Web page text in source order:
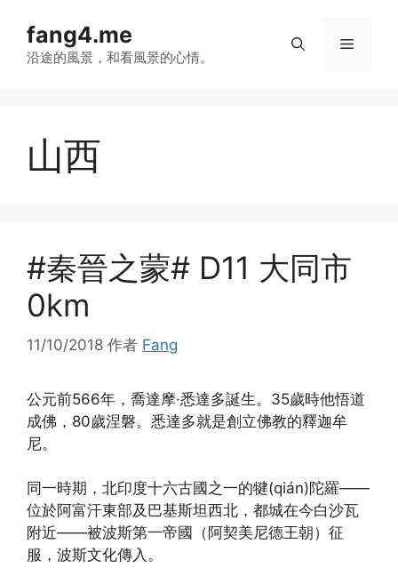
fang4.me
沿途的風景，和看風景的心情。
菜
山西
#秦晉之蒙# D11 大同市
0km
11/10/2018 作者 Fang
公元前566年，喬達摩·悉達多誕生。35歲時他悟道
成佛，80歲涅磐。悉達多就是創立佛教的釋迦牟
尼。
同一時期，北印度十六古國之一的犍(qián)陀羅——
位於阿富汗東部及巴基斯坦西北，都城在今白沙瓦
附近——被波斯第一帝國（阿契美尼德王朝）征
服，波斯文化傳入。